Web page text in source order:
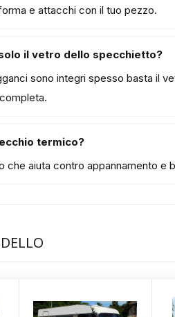
e attacchi con il tuo pezzo.
il vetro dello specchietto?
sono integri spesso basta il
termico?
che aiuta contro appannamento e